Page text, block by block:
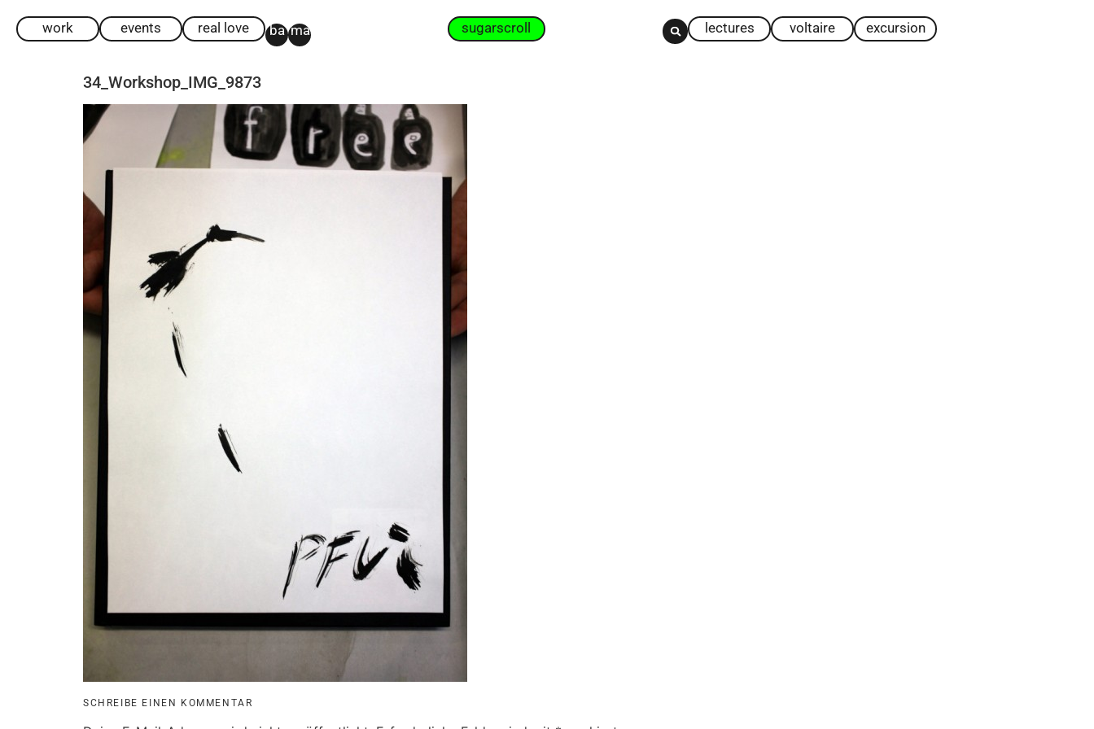
work events real love ba ma sugarscroll lectures voltaire excursion
34_Workshop_IMG_9873
SCHREIBE EINEN KOMMENTAR